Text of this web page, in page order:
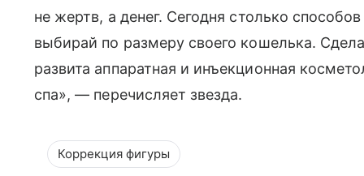
не жертв, а денег. Сегодня столько
выбирай по размеру своего кошелька.
развита аппаратная и инъекционная
спа», — перечисляет звезда.
Коррекция фигуры